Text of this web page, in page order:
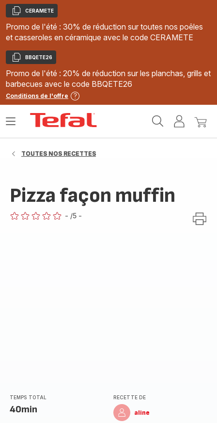
Copier
CERAMETE
Promo de l'été : 30% de réduction sur toutes nos poêles
et casseroles en céramique avec le code CERAMETE
Copier
BBQETE26
Promo de l'été : 20% de réduction sur les planchas, grills et
barbecues avec le code BBQETE26
Conditions de l'offre
MonMon
Ouvrir
TOUTES NOS RECETTES
Pizza façon muffin
- /5 -
TEMPS TOTAL
40min
RECETTE DE
aline